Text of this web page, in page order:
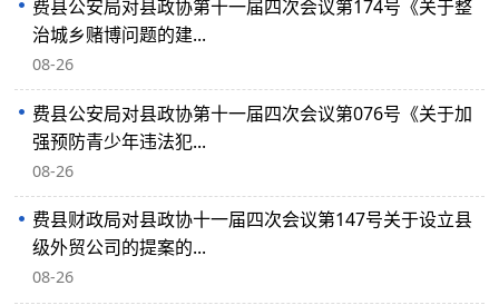
费县公安局对县政协第十一届四次会议第174号《关于整
治城乡赌博问题的建...
08-26
费县公安局对县政协第十一届四次会议第076号《关于加
强预防青少年违法犯...
08-26
费县财政局对县政协十一届四次会议第147号关于设立县
级外贸公司的提案的...
08-26